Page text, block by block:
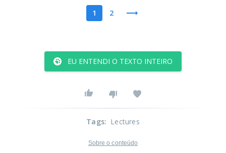
1 2
EU ENTENDI O TEXTO INTEIRO
Tags: Lectures
Sobre o conteúdo